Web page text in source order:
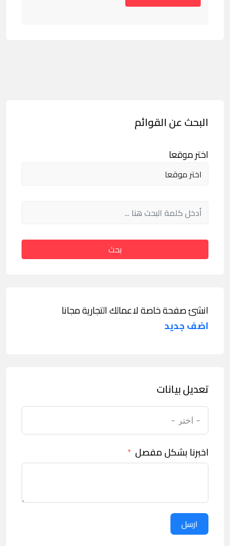
البحث عن القوائم
اختر موقعا
بحث
انشئ صفحة خاصة لاعمالك التجارية مجانا
اضف جديد
تعديل بيانات
اخبرنا بشكل مفصل
ارسل